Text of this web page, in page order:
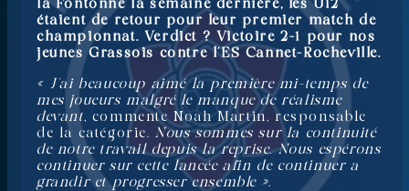
la Fontonne la semaine dernière, les U12
étaient de retour pour leur premier match de
championnat. Verdict ? Victoire 2-1 pour nos
jeunes Grassois contre l’ES Cannet-Rocheville.
« J’ai beaucoup aimé la première mi-temps de
mes joueurs malgré le manque de réalisme
devant, commente Noah Martin, responsable
de la catégorie.Nous sommes sur la continuité
de notre travail depuis la reprise. Nous espérons
continuer sur cette lancée afin de continuer a
grandir et progresser ensemble ».